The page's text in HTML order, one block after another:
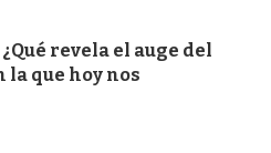
revela el auge del
la que hoy nos